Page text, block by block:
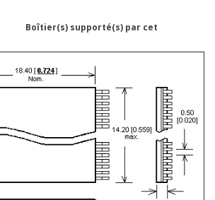
par cet